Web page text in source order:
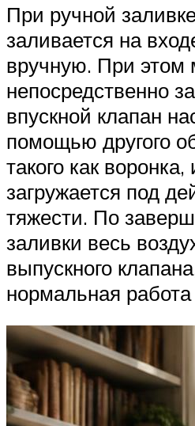
При ручной
заливается на
вручную. При этом
непосредственно
впускной клапан
помощью другого
такого как
загружается под
тяжести. По
заливки весь
выпускного
нормальная работа